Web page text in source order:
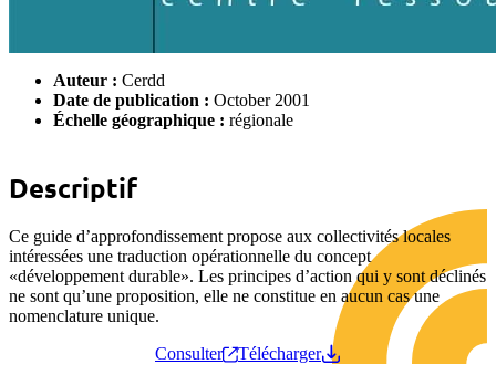
Auteur : Cerdd
Date de publication : October 2001
Échelle géographique : régionale
Descriptif
Ce guide d’approfondissement propose aux collectivités locales
intéressées une traduction opérationnelle du concept
«développement durable». Les principes d’action qui y sont déclinés
ne sont qu’une proposition, elle ne constitue en aucun cas une
nomenclature unique.
Consulter
Télécharger